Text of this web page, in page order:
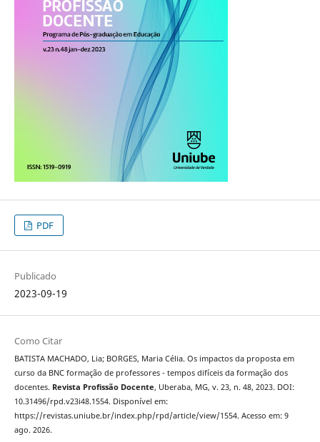
PDF
Publicado
2023-09-19
Como Citar
BATISTA MACHADO, Lia; BORGES, Maria Célia. Os impactos da proposta em
curso da BNC formação de professores - tempos difíceis da formação dos
docentes. Revista Profissão Docente, Uberaba, MG, v. 23, n. 48, 2023. DOI:
10.31496/rpd.v23i48.1554. Disponível em:
https://revistas.uniube.br/index.php/rpd/article/view/1554. Acesso em: 9
ago. 2026.